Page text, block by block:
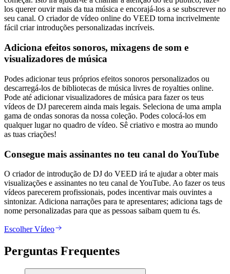
los querer ouvir mais da tua música e encorajá-los a se subscrever no
seu canal. O criador de vídeo online do VEED torna incrivelmente
fácil criar introduções personalizadas incríveis.
Adiciona efeitos sonoros, mixagens de som e
visualizadores de música
Podes adicionar teus próprios efeitos sonoros personalizados ou
descarregá-los de bibliotecas de música livres de royalties online.
Pode até adicionar visualizadores de música para fazer os teus
vídeos de DJ parecerem ainda mais legais. Seleciona de uma ampla
gama de ondas sonoras da nossa coleção. Podes colocá-los em
qualquer lugar no quadro de vídeo. Sê criativo e mostra ao mundo
as tuas criações!
Consegue mais assinantes no teu canal do YouTube
O criador de introdução de DJ do VEED irá te ajudar a obter mais
visualizações e assinantes no teu canal de YouTube. Ao fazer os teus
vídeos parecerem profissionais, podes incentivar mais ouvintes a
sintonizar. Adiciona narrações para te apresentares; adiciona tags de
nome personalizadas para que as pessoas saibam quem tu és.
Escolher Vídeo
Perguntas Frequentes